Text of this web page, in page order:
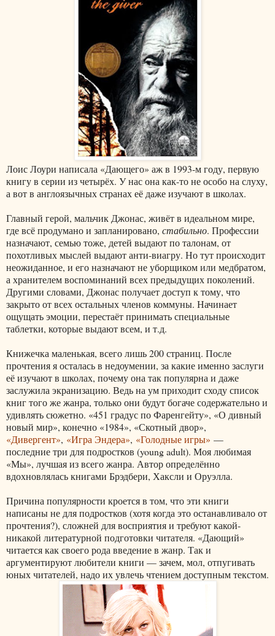
Лоис Лоури написала «Дающего» аж в 1993-м году, первую
книгу в серии из четырёх. У нас она как-то не особо на слуху,
а вот в англоязычных странах её даже изучают в школах.
Главный герой, мальчик Джонас, живёт в идеальном мире,
где всё продумано и запланировано, стабильно. Профессии
назначают, семью тоже, детей выдают по талонам, от
похотливых мыслей выдают анти-виагру. Но тут происходит
неожиданное, и его назначают не уборщиком или медбратом,
а хранителем воспоминаний всех предыдущих поколений.
Другими словами, Джонас получает доступ к тому, что
закрыто от всех остальных членов коммуны. Начинает
ощущать эмоции, перестаёт принимать специальные
таблетки, которые выдают всем, и т.д.
Книжечка маленькая, всего лишь 200 страниц. После
прочтения я осталась в недоумении, за какие именно заслуги
её изучают в школах, почему она так популярна и даже
заслужила экранизацию. Ведь на ум приходит сходу список
книг того же жанра, только они будут богаче содержательно и
удивлять сюжетно. «451 градус по Фаренгейту», «О дивный
новый мир», конечно «1984», «Скотный двор»,
«Дивергент», «Игра Эндера», «Голодные игры» —
последние три для подростков (young adult). Моя любимая
«Мы», лучшая из всего жанра. Автор определённо
вдохновлялась книгами Брэдбери, Хаксли и Оруэлла.
Причина популярности кроется в том, что эти книги
написаны не для подростков (хотя когда это останавливало от
прочтения?), сложней для восприятия и требуют какой-
никакой литературной подготовки читателя. «Дающий»
читается как своего рода введение в жанр. Так и
аргументируют любители книги — зачем, мол, отпугивать
юных читателей, надо их увлечь чтением доступным текстом.